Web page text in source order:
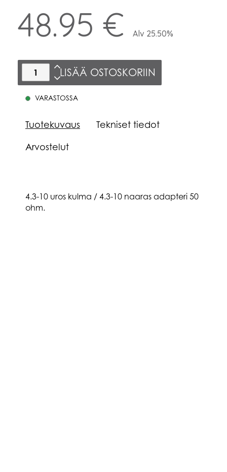
48.95 € Alv 25.50%
LISÄÄ OSTOSKORIIN
VARASTOSSA
Tuotekuvaus
Tekniset tiedot
Arvostelut
4.3-10 uros kulma / 4.3-10 naaras adapteri 50
ohm.